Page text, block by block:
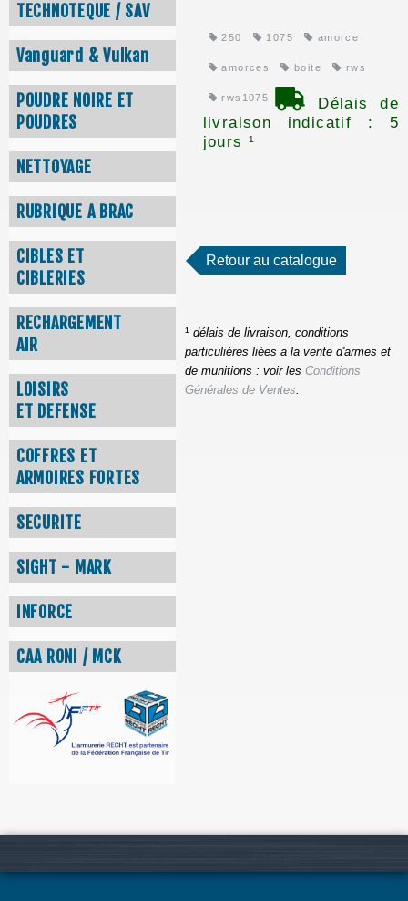
TECHNOTEQUE / SAV
Vanguard & Vulkan
POUDRE NOIRE ET
POUDRES
NETTOYAGE
RUBRIQUE A BRAC
CIBLES ET
CIBLERIES
RECHARGEMENT
AIR
LOISIRS
ET DEFENSE
COFFRES ET
ARMOIRES FORTES
SECURITE
SIGHT - MARK
INFORCE
CAA RONI / MCK
250 1075 amorce
amorces boite rws
rws1075
Délais de
livraison indicatif : 5
jours ¹
Retour au catalogue
¹ délais de livraison, conditions
particulières liées a la vente d'armes et
de munitions : voir les Conditions
Générales de Ventes.